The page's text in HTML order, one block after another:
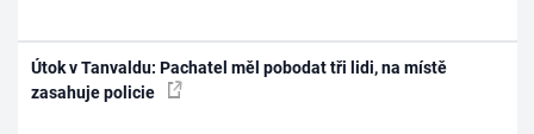
Útok v Tanvaldu: Pachatel měl pobodat tři lidi, na místě
zasahuje policie